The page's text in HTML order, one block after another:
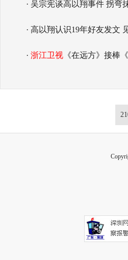
· 吴宗宪谈高以翔事件 拐弯
· 高以翔认识19年好友发文
· 浙江卫视 《在远方》接棒